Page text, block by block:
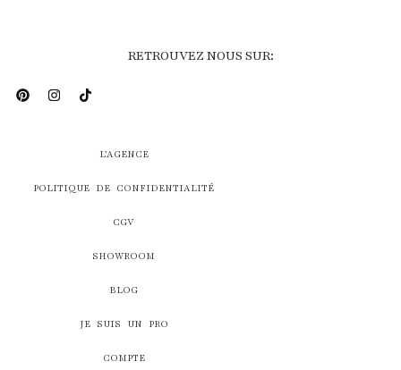
RETROUVEZ NOUS SUR:
L’AGENCE
POLITIQUE DE CONFIDENTIALITÉ
CGV
SHOWROOM
BLOG
JE SUIS UN PRO
COMPTE